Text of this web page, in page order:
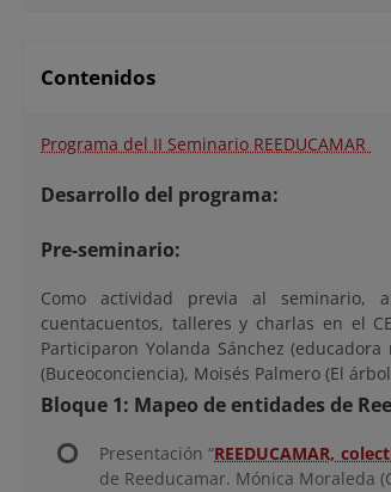
Contenidos
Programa del II Seminario REEDUCAMAR
Desarrollo del programa:
Pre-seminario:
Como actividad previa al seminario,
cuentacuentos, talleres y charlas en el
Participaron Yolanda Sánchez
(Buceoconciencia), Moisés Palmero (El
Bloque 1: Mapeo de entidades de
Presentación “REEDUCAMAR,
de Reeducamar. Mónica Moraleda